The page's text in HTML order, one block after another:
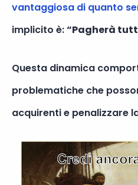
vantaggiosa di quanto
implicito è:“Pagherà
Questa dinamica
problematiche che
acquirenti e penalizzare